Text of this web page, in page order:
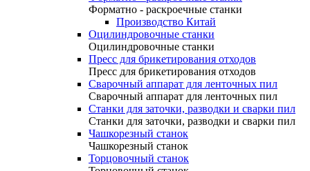
Форматно - раскроечные станки
Производство Китай
Оцилиндровочные станки
Оцилиндровочные станки
Пресс для брикетирования отходов
Пресс для брикетирования отходов
Сварочный аппарат для ленточных пил
Сварочный аппарат для ленточных пил
Станки для заточки, разводки и сварки пил
Станки для заточки, разводки и сварки пил
Чашкорезный станок
Чашкорезный станок
Торцовочный станок